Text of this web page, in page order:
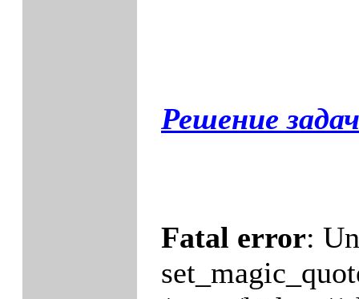
Решение задач
Fatal error: